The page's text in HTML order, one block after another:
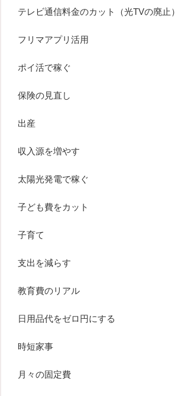
テレビ通信料金のカット（光TVの廃止）
フリマアプリ活用
ポイ活で稼ぐ
保険の見直し
出産
収入源を増やす
太陽光発電で稼ぐ
子ども費をカット
子育て
支出を減らす
教育費のリアル
日用品代をゼロ円にする
時短家事
月々の固定費